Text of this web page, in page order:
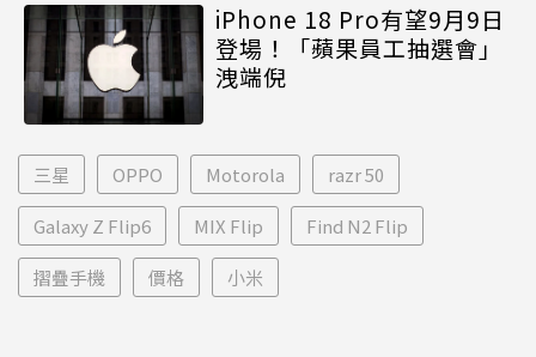
iPhone 18 Pro有望9月9日
登場！「蘋果員工抽選會」
洩端倪
三星 OPPO Motorola razr 50
Galaxy Z Flip6 MIX Flip Find N2 Flip
摺疊手機 價格 小米